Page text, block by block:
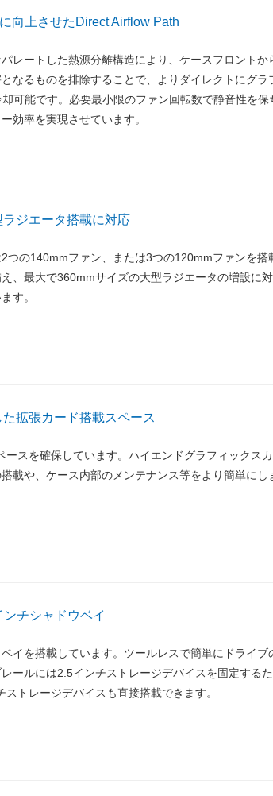
向上させたDirect Airflow Path
レートした熱源分離構造により、ケースフロントか
なるものを排除することで、よりダイレクトにグラ
可能です。必要最小限のファン回転数で静音性を保
効率を実現させています。
ジエータ搭載に対応
つの140mmファン、または3つの120mmファンを搭
、最大で360mmサイズの大型ラジエータの増設に
す。
拡張カード搭載スペース
ースを確保しています。ハイエンドグラフィックス
載や、ケース内部のメンテナンス等をより簡単にし
チシャドウベイ
イを搭載しています。ツールレスで簡単にドライブ
ールには2.5インチストレージデバイスを固定する
トレージデバイスも直接搭載できます。